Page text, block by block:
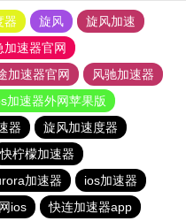
器 旋风
旋风加速
加速器官网
加速器官网
风驰加速器
加速器外网苹果版
器
旋风加速度器
快柠檬加速器
加速器
ios加速器
ios 快连加速器app